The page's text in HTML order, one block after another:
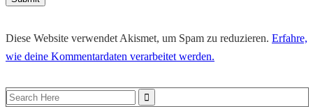
Diese Website verwendet Akismet, um Spam zu reduzieren. Erfahre,
wie deine Kommentardaten verarbeitet werden.